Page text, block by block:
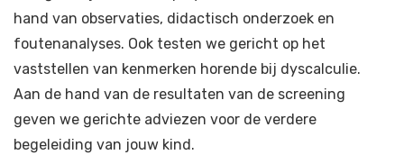
hand van observaties, didactisch onderzoek en
foutenanalyses. Ook testen we gericht op het
vaststellen van kenmerken horende bij dyscalculie.
Aan de hand van de resultaten van de screening
geven we gerichte adviezen voor de verdere
begeleiding van jouw kind.